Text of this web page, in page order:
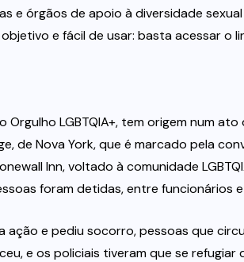
e órgãos de apoio à diversidade
e fácil de usar: basta acessar o
Orgulho LGBTQIA+, tem origem num
de Nova York, que é marcado pela
Inn, voltado à comunidade
foram detidas, entre funcionários
ação e pediu socorro, pessoas que
e os policiais tiveram que se